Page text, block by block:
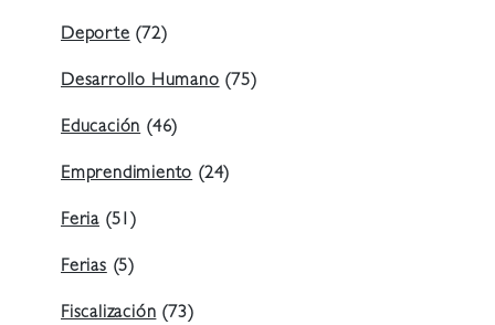
Deporte(72)
Desarrollo Humano(75)
Educación(46)
Emprendimiento(24)
Feria (51)
Ferias(5)
Fiscalización(73)